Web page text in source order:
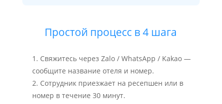
Простой процесс в 4 шага
Свяжитесь через Zalo / WhatsApp / Kakao —
сообщите название отеля и номер.
Сотрудник приезжает на ресепшен или в
номер в течение 30 минут.